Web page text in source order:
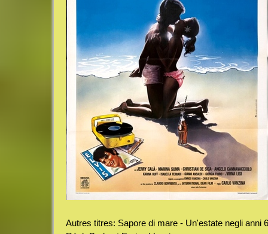
Autres titres: Sapore di mare - Un'estate negli anni